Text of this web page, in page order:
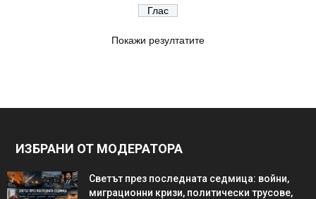
Покажи резултатите
ИЗБРАНИ ОТ МОДЕРАТОРА
Светът през последната седмица: войни,
миграционни кризи, политически трусове,